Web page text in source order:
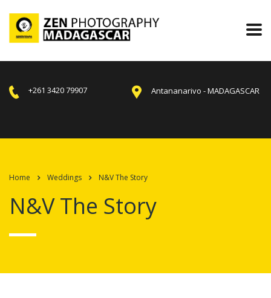
+261 3420 79907 Antananarivo - MADAGASCAR
Home Weddings N&V The Story
N&V The Story